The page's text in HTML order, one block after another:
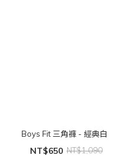
Boys Fit 三角褲 - 經典白
NT$650 NT$1,090